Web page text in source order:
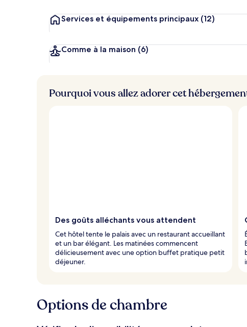
Services et équipements principaux (12)
Comme à la maison (6)
Pourquoi vous allez adorer cet
Des goûts alléchants vous attendent
Cet hôtel tente le palais avec un restaurant accueillant
et un bar élégant. Les matinées commencent
délicieusement avec une option buffet pratique petit
déjeuner.
Options de chambre